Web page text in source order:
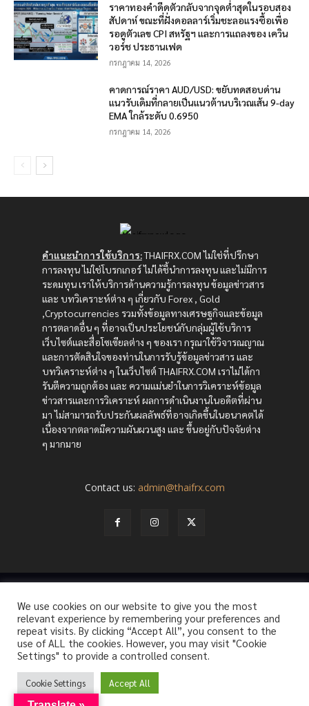
ราคาทองคำดีดตัวกลับจากจุดต่ำสุดในรอบสอง
สัปดาห์ ขณะที่ฝั่งดอลลาร์เริ่มชะลอแรงซื้อเพื่อ
รอดูตัวเลข CPI สหรัฐฯ และการแถลงของ เควิน
วอร์ช ประธานเฟด
กรกฎาคม 14, 2026
คาดการณ์ราคา AUD/USD: ขยับทดสอบด่าน
แนวรับเดิมที่กลายเป็นแนวต้านบริเวณเส้น 9-day
EMA ใกล้ระดับ 0.6950
กรกฎาคม 14, 2026
คำแนะนำการใช้บริการ:THAIFRX.COM ไม่ใช่ที่ปรึกษา
การลงทุน ไม่ใช่โบรกเกอร์ ไม่ได้ชี้นำการลงทุน และไม่มีการ
ระดมทุน เราให้บริการด้านความรู้การลงทุน ข้อมูลข่าวสาร
และ บทวิเคราะห์ต่าง ๆ เกี่ยวกับ Forex , Gold
,Cryptocurrencies รวมทั้งข้อมูลทางเศรษฐกิจและข้อมูล
การตลาดอื่น ๆ ที่อาจเป็นประโยชน์กับกลุ่มผู้ใช้บริการ
เว็บไซต์และสื่อโซเซียลต่าง ๆ ของเรา กรุณาใช้วิจารณญาณ
และการตัดสินใจของท่านในการรับรู้ข้อมูลข่าวสาร และ
บทวิเคราะห์ต่าง ๆ ในเว็บไซต์ THAIFRX.COM เราไม่ได้กา
รันตีความถูกต้อง และ ความแม่นยำในการวิเคราะห์ข้อมูล
ข่าวสารและการวิเคราะห์ ผลการดำเนินงานในอดีตที่ผ่าน
มา ไม่สามารถรับประกันผลลัพธ์ที่อาจเกิดขึ้นในอนาคตได้
เนื่องจากตลาดมีความผันผวนสูง และ ขึ้นอยู่กับปัจจัยต่าง
ๆ มากมาย
Contact us: admin@thaifrx.com
HOME ANALYSIS BY THAIFRX NEWSTODAY
CRYPTO
KNOWLEDGE
We use cookies on our website to give you the most
relevant experience by remembering your preferences and
repeat visits. By clicking “Accept All”, you consent to the
use of ALL the cookies. However, you may visit "Cookie
Settings" to provide a controlled consent.
Cookie Settings
Accept All